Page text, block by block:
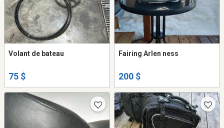
Volant de bateau
75 $
Fairing Arlen ness
200 $